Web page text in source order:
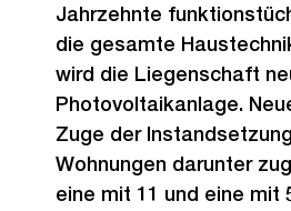
Jahrzehnte
die gesamte
wird die Liegenschaft
Photovoltaikanlage.
Zuge der
Wohnungen darunter
eine mit 11 und eine mit